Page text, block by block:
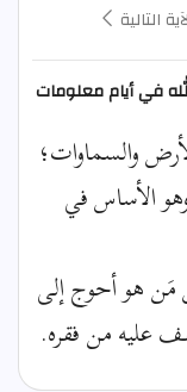
التالية
في أيام معلومات
والسماوات؛
الأساس في
مَن هو أحوج إلى
عليه من فقره.